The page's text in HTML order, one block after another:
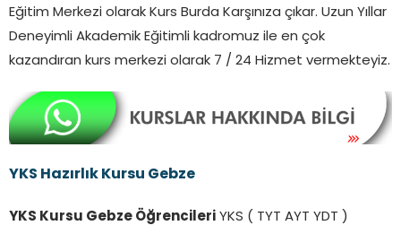
Eğitim Merkezi olarak Kurs Burda Karşınıza çıkar. Uzun Yıllar
Deneyimli Akademik Eğitimli kadromuz ile en çok
kazandıran kurs merkezi olarak 7 / 24 Hizmet vermekteyiz.
YKS Hazırlık Kursu Gebze
YKS Kursu Gebze Öğrencileri YKS ( TYT AYT YDT )